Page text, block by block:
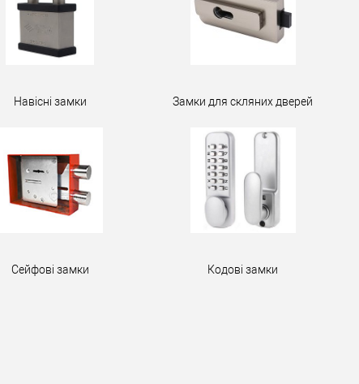
Навісні замки Замки для скляних дверей
Сейфові замки Кодові замки